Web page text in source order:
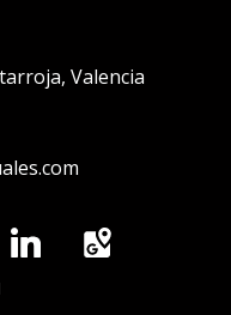
Valencia